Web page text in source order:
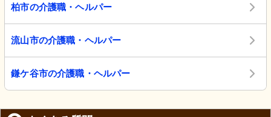
柏市の介護職・ヘルパー
流山市の介護職・ヘルパー
鎌ケ谷市の介護職・ヘルパー